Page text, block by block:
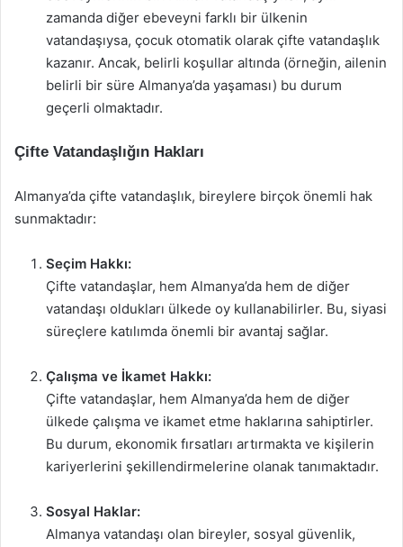
zamanda diğer ebeveyni farklı bir ülkenin
vatandaşıysa, çocuk otomatik olarak çifte vatandaşlık
kazanır. Ancak, belirli koşullar altında (örneğin, ailenin
belirli bir süre Almanya’da yaşaması) bu durum
geçerli olmaktadır.
Çifte Vatandaşlığın Hakları
Almanya’da çifte vatandaşlık, bireylere birçok önemli hak
sunmaktadır:
Seçim Hakkı:
Çifte vatandaşlar, hem Almanya’da hem de diğer
vatandaşı oldukları ülkede oy kullanabilirler. Bu, siyasi
süreçlere katılımda önemli bir avantaj sağlar.
Çalışma ve İkamet Hakkı:
Çifte vatandaşlar, hem Almanya’da hem de diğer
ülkede çalışma ve ikamet etme haklarına sahiptirler.
Bu durum, ekonomik fırsatları artırmakta ve kişilerin
kariyerlerini şekillendirmelerine olanak tanımaktadır.
Sosyal Haklar:
Almanya vatandaşı olan bireyler, sosyal güvenlik,